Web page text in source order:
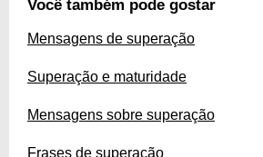
Você também pode gostar
Mensagens de superação
Superação e maturidade
Mensagens sobre superação
Frases de superação